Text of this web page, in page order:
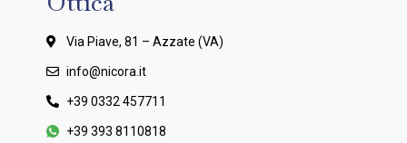
Via Piave, 81 – Azzate (VA)
info@nicora.it
+39 0332 457711
+39 393 8110818